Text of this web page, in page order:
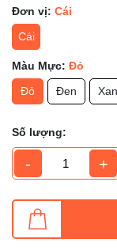
Đơn vị: Cái
Cái
Màu Mực: Đỏ
Đỏ
Đen
Số lượng:
- +